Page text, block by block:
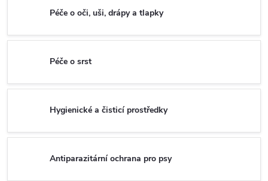
Péče o oči, uši, drápy a tlapky
Péče o srst
Hygienické a čisticí prostředky
Antiparazitární ochrana pro psy